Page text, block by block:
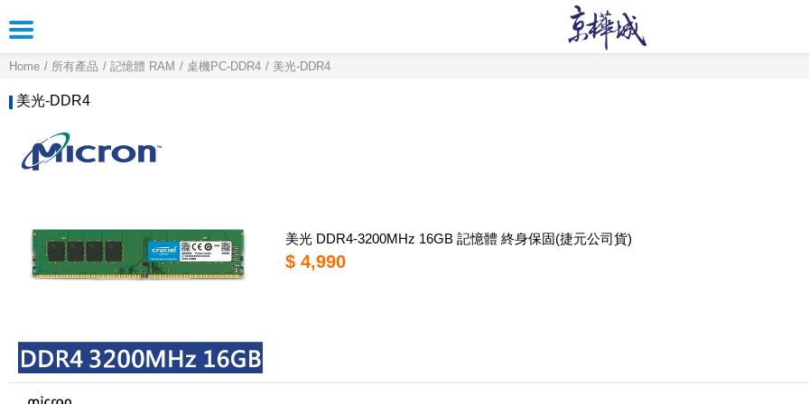
Home 所有產品 記憶體 RAM 桌機PC-DDR4 美光-DDR4
美光-DDR4
美光 DDR4-3200MHz 16GB 記憶體 終身保固(捷元公司貨)
$ 4,990